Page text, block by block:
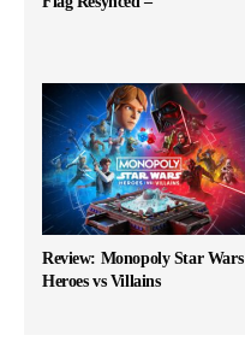
Review: Monopoly Star Wars
Heroes vs Villains